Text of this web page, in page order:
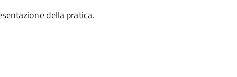
della pratica.